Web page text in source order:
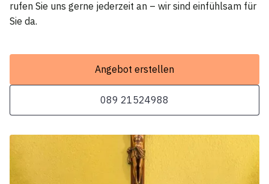
rufen Sie uns gerne jederzeit an – wir sind einfühlsam für
Sie da.
Angebot erstellen
089 21524988